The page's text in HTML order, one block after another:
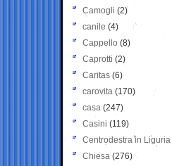
Camogli (2)
canile (4)
Cappello (8)
Caprotti (2)
Caritas (6)
carovita (170)
casa (247)
Casini (119)
Centrodestra in Liguria
Chiesa (276)